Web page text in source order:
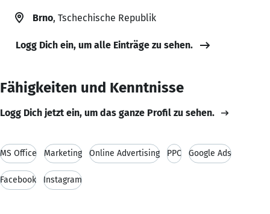
Brno, Tschechische Republik
Logg Dich ein, um alle Einträge zu sehen.
Fähigkeiten und Kenntnisse
Logg Dich jetzt ein, um das ganze Profil zu sehen.
MS Office Marketing Online Advertising PPC Google Ads
Facebook Instagram